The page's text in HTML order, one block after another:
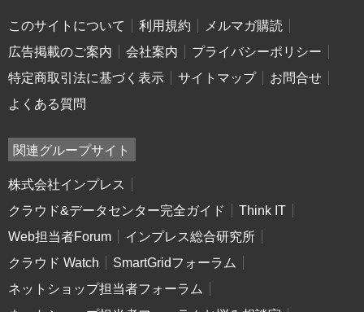
このサイトについて 利用規約
メルマガ購読
広告掲載のご案内
会社案内
プライバシーポリシー
特定商取引法に基づく表示
サイトマップ
お問合せ
よくある質問
関連グループサイト
株式会社インプレス
クラウド&データセンター完全ガイド
Think IT
Web担当者Forum
インプレス総合研究所
クラウド Watch
SmartGridフォーラム
ネットショップ担当者フォーラム